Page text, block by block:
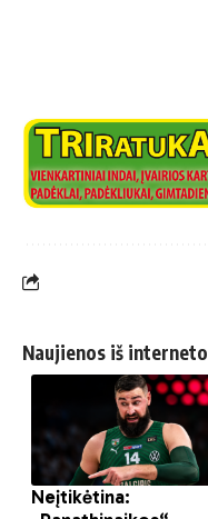
Naujienos iš interneto